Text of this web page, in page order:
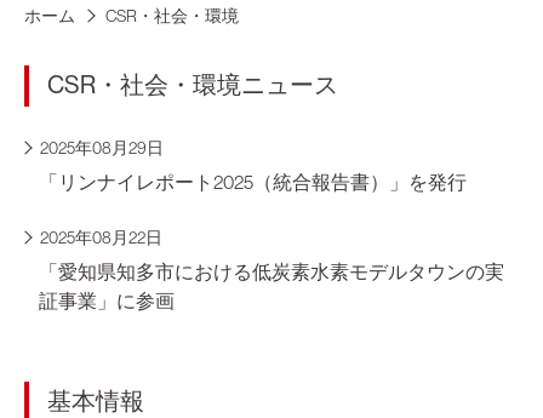
ホーム CSR・社会・環境
CSR・社会・環境ニュース
2025年08月29日
「リンナイレポート2025（統合報告書）」を発行
2025年08月22日
「愛知県知多市における低炭素水素モデルタウンの実
証事業」に参画
基本情報